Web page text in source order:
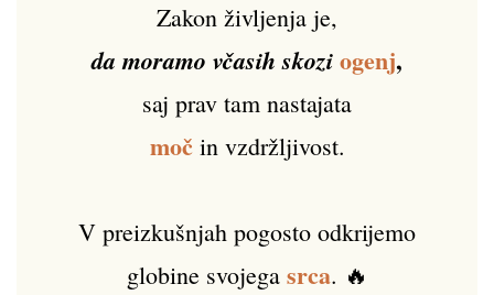
Zakon življenja je,
da moramo včasih skoziogenj,
saj prav tam nastajata
močin vzdržljivost.
V preizkušnjah pogosto odkrijemo
globine svojega srca. 🔥